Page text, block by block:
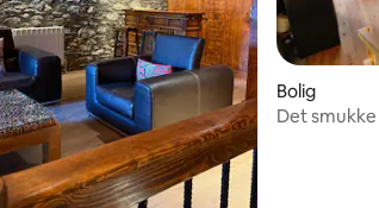
bedømmelse, 71 omtaler Bolig
Det